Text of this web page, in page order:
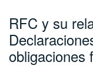
RFC y su
obligaciones